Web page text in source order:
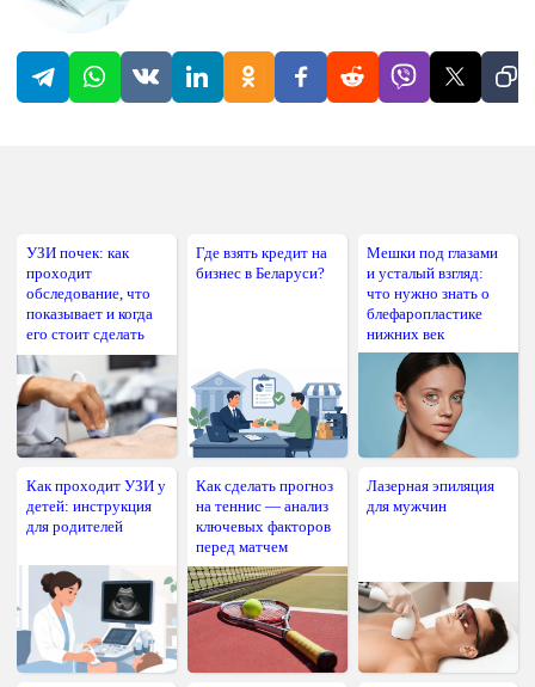
УЗИ почек: как
проходит
обследование, что
показывает и когда
его стоит сделать
Где взять кредит на
бизнес в Беларуси?
Мешки под глазами
и усталый взгляд:
что нужно знать о
блефаропластике
нижних век
Как проходит УЗИ у
детей: инструкция
для родителей
Как сделать прогноз
на теннис — анализ
ключевых факторов
перед матчем
Лазерная эпиляция
для мужчин